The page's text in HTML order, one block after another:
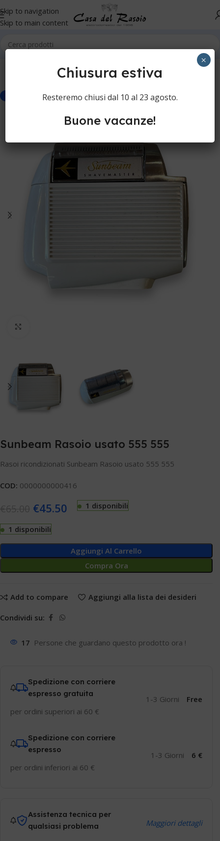
Skip to navigation
Skip to main content
Rasoi ricondizionati
Sunbeam Rasoio usato 555 555
Rasoi ricondizionati Sunbeam Rasoio usato 555 555
COD: 0000000000416
€45.50 1 disponibili
1 disponibili
Aggiungi Al Carrello
Compra Ora
Add to compare Aggiungi alla lista dei desideri
Condividi su:
17 Persone che guardano questo prodotto ora !
Spedizione con corriere
espresso gratuita
per ordini superiori ai 60 €
1-3 Giorni Free
Spedizione con corriere
espresso
per ordini inferiori ai 60 €
1-3 Giorni 6 €
Assistenza tecnica per
qualsiasi problema
Maggiori dettagli
Chiusura estiva
Resteremo chiusi dal 10 al 23 agosto.
Buone vacanze!
×